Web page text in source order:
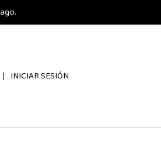
INICIAR SESIÓN